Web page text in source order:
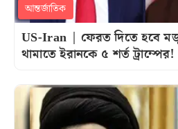
আন্তর্জাতিক
US-Iran | ফেরত দিতে হবে
থামাতে ইরানকে ৫ শর্ত ট্রাম্পের!